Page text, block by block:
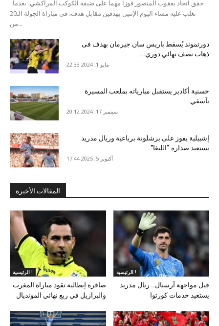
تغلب عليه مساء اليوم الإثنين بهدفين مقابل هدف، في مباراة الجولة الـ20
من...
دورتموند يُسقط باريس سان جيرمان بهدف فى
ذهاب نصف نهائي دوري...
مايو 1, 2024 22:33
حسنية أكادير يستقبل مبارياته بملعب المسيرة
بآسفي
سبتمبر 17, 2024 20:12
إشبيلية يفوز على برشلونة برباعية وريال مدريد
يستعيد صدارة “الليغا”
أكتوبر 5, 2025 17:44
المقالات الأخيرة
الرئيسية !
صافرة إيطالية تقود مباراة المغرب
والبرازيل في ربع نهائي المونديال
الرئيسية !
قبل مواجهة آرسنال.. ريال مدريد
يستعيد خدمات كورتوا